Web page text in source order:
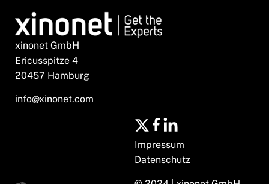
xinonet GmbH
Ericusspitze 4
20457 Hamburg
info@xinonet.com
Impressum
Datenschutz